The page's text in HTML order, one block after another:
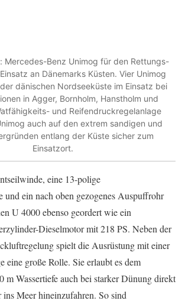
Mercedes-Benz Unimog für den Rettungs-
an Dänemarks Küsten. Vier Unimog
dänischen Nordseeküste im Einsatz bei
in Agger, Bornholm, Hanstholm und
und Reifendruckregelanlage
auch auf den extrem sandigen und
entlang der Küste sicher zum
Einsatzort.
eine 13-polige
und ein nach oben gezogenes Auspuffrohr
U 4000 ebenso geordert wie ein
Dieselmotor mit 218 PS. Neben der
spielt die Ausrüstung mit einer
eine große Rolle. Sie erlaubt es dem
m Wassertiefe auch bei starker Dünung direkt
ins Meer hineinzufahren. So sind